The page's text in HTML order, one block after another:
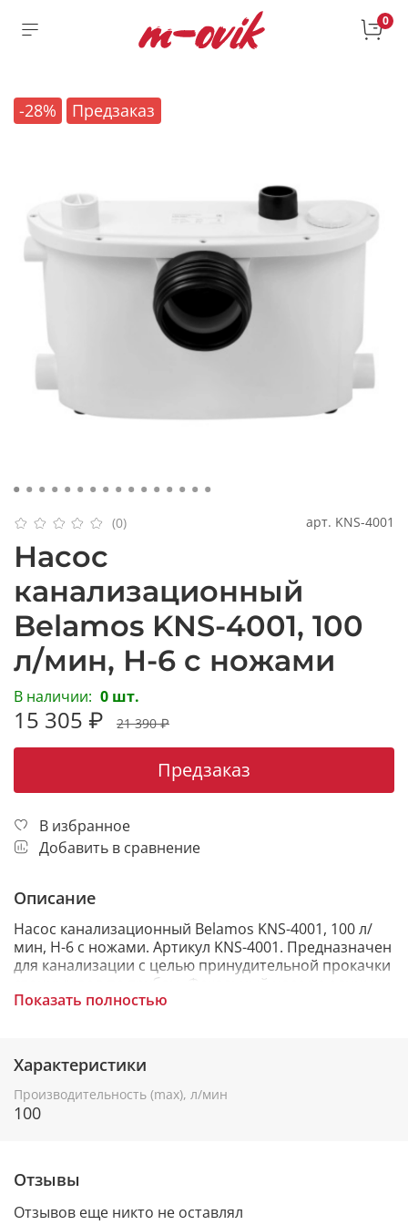
0
-28% Предзаказ
(0) арт. KNS-4001
Насос
канализационный
Belamos KNS-4001, 100
л/мин, Н-6 с ножами
В наличии: 0 шт.
15 305 ₽ 21 390 ₽
Предзаказ
В избранное
Добавить в сравнение
Описание
Насос канализационный Belamos KNS-4001, 100 л/
мин, Н-6 с ножами. Артикул KNS-4001. Предназначен
для канализации с целью принудительной прокачки
сточных вод по трубам. Фекальный насос с одним
отверстием для прямого подключения унитаза или
канализации 2% - 3%, обеспечивающий отвод
стоков от точек потребления самотеком, а так же в
том случае если необходимо установить
водоотводящий прибор ниже уровня
канализации затруднена или невозможна.
Показать полностью
Характеристики
Производительность (max), л/мин
100
Отзывы
Отзывов еще никто не оставлял